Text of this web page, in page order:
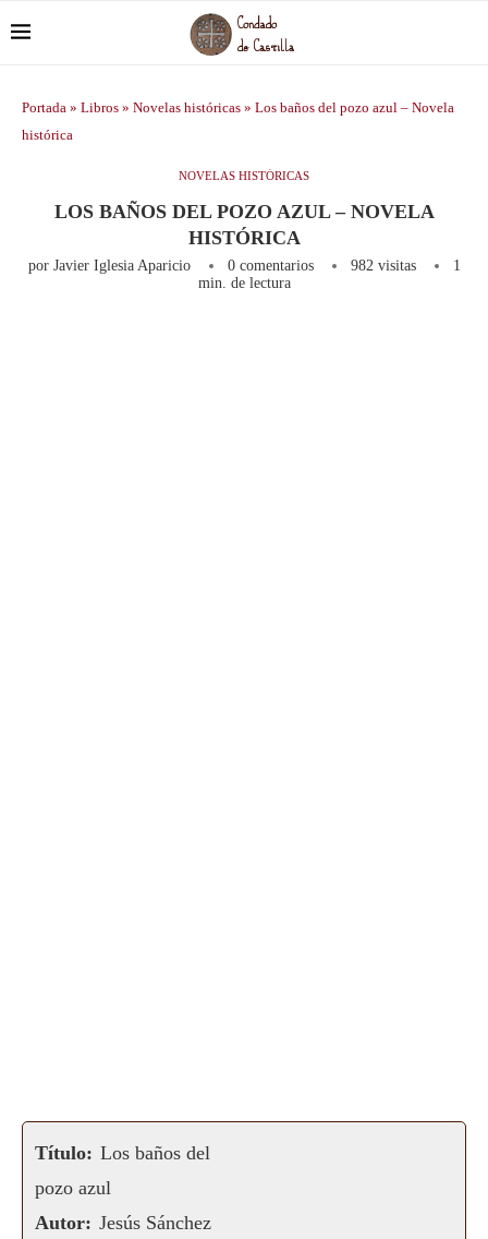
Portada » Libros » Novelas históricas » Los baños del pozo azul – Novela
histórica
NOVELAS HISTÓRICAS
LOS BAÑOS DEL POZO AZUL – NOVELA
HISTÓRICA
por Javier Iglesia Aparicio 0 comentarios 982visitas
1
min. de lectura
Título: Los baños del
pozo azul
Autor: Jesús Sánchez